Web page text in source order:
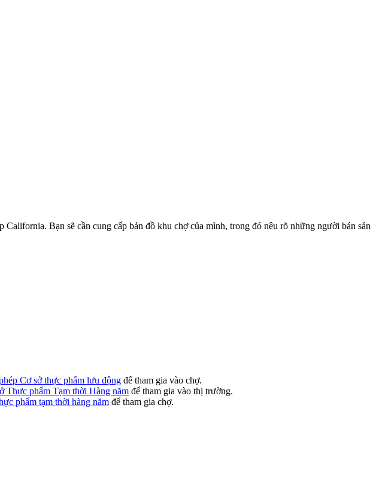
Bạn sẽ cần cung cấp bản đồ khu chợ của mình, trong đó nêu rõ những người bán sản
Cơ sở thực phẩm lưu động để tham gia vào chợ.
Thực phẩm Tạm thời Hàng năm để tham gia vào thị trường.
phẩm tạm thời hàng năm để tham gia chợ.